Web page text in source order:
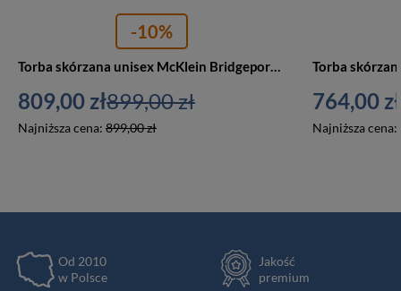
-10%
Torba skórzana unisex McKlein Bridgeport aktówka na laptopa 17 A4 brązowa
809,00 zł
Najniższa cena: 899,00 zł
899,00 zł 764,00 zł
Najniższa cena:
Od 2010
w Polsce
Jakość
premium